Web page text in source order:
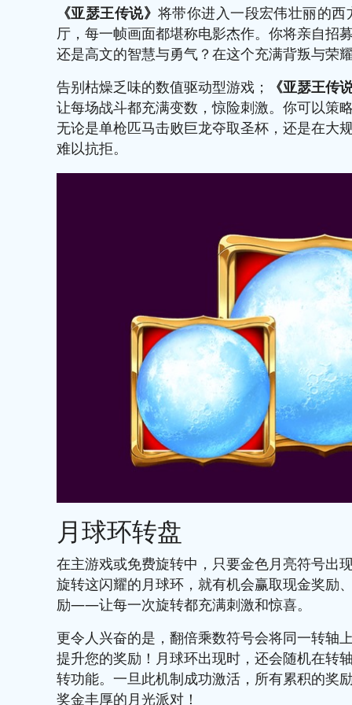
《亚瑟王传说》 将带你进入一段宏伟壮丽的
厅，每一帧画面都堪称电影杰作。你将亲自
还是高文的智慧与勇气？在这个充满背叛与荣
告别枯燥乏味的数值驱动型游戏；
《亚瑟王传
让每场战斗都充满变数，惊险刺激。你可以策
无论是单枪匹马击败巨龙夺取圣杯，还是在大
难以抗拒。
月球环转盘
在主游戏或免费旋转中，只要金色月亮符号出
旋转这闪耀的月球环，就有机会赢取现金奖励
励——让每一次旋转都充满刺激和惊喜。
更令人兴奋的是，翻倍乘数符号会将同一转轴
提升您的奖励！月球环出现时，还会随机在转
转功能。一旦此机制成功激活，所有累积的奖
奖金丰厚的月光派对！